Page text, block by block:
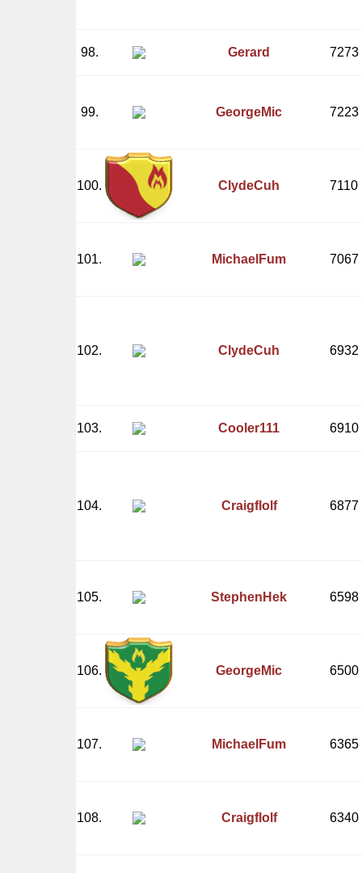
98. Gerard 7273
99. GeorgeMic 7223
100. ClydeCuh 7110
101. MichaelFum 7067
102. ClydeCuh 6932
103. Cooler111 6910
104. Craigflolf 6877
105. StephenHek 6598
106. GeorgeMic 6500
107. MichaelFum 6365
108. Craigflolf 6340